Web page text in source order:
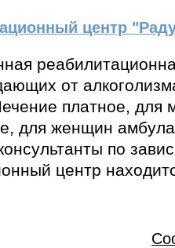
центр
от
платное, для
для женщин
по
центр